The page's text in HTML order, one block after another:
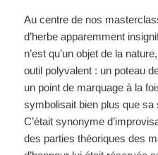
Au centre de nos
d’herbe apparemment
n’est qu’un objet de la
outil polyvalent : un poteau
un point de marquage à la
symbolisait bien plus que sa
C’était synonyme
des parties théoriques des